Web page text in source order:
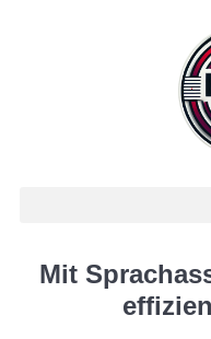
Mit